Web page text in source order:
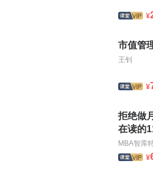
数。三、发给股票之年、月、日。
者，并应注明特别种类字样。”我
134条也对股东名册的记载事项作
的姓名或者名称及住所；（二）股
备股东名册，记载下列事项：（一
住所；（二）各股东所持股份数；
编号；（四）各股东取得其股份的
¥
市值管
王钊
¥
拒绝做
在读的
MBA智库
¥